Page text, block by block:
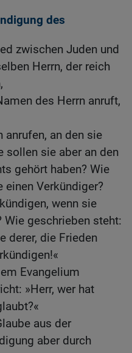
des
zwischen Juden und
Herrn, der reich
des Herrn anruft,
anrufen, an den sie
sollen sie aber an den
gehört haben? Wie
einen Verkündiger?
wenn sie
Wie geschrieben steht:
derer, die Frieden
Evangelium
»Herr, wer hat
aus der
aber durch